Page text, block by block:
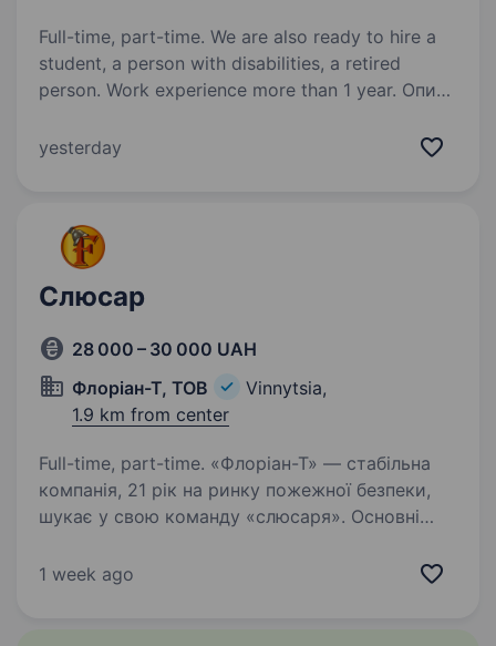
Full-time, part-time. We are also ready to hire a
student, a person with disabilities, a retired
person. Work experience more than 1 year. Опис:
до нашої команди. Обов’язки: Виконання
з'єднання та налаштування всіх компонентів;
Виконання…
yesterday
Слюсар
28 000 – 30 000 UAH
Флоріан-Т, ТОВ
Vinnytsia,
1.9 km from center
Full-time, part-time. «Флоріан-Т» — стабільна
компанія, 21 рік на ринку пожежної безпеки,
шукає у свою команду «слюсаря». Основні
діаметру зашліфовка краю труби для
1 week ago